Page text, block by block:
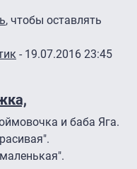
, чтобы оставлять
- 19.07.2016 23:45
и баба Яга.